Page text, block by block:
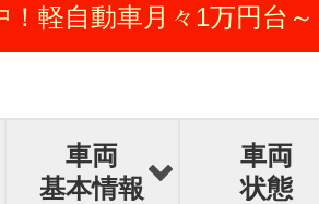
！軽自動車月々1万円台～
車両
基本情報
車両
状態